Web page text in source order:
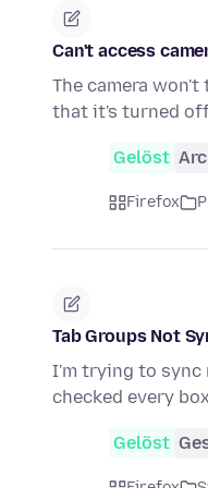
Can't access
The camera
that it's turned
Gelöst
Firefox
Tab Groups Not
I'm trying to sync
checked every
Gelöst